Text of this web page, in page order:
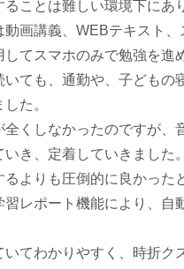
ことは難しい環境下にあ
画講義、WEBテキスト
てスマホのみで勉強を進
ても、通勤や、子どもの
た。
くしなかったのですが、
き、定着していきました。
よりも圧倒的に良かった
レポート機能により、自
てわかりやすく、時折ク